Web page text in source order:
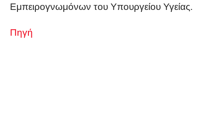
Εμπειρογνωμόνων του Υπουργείου Υγείας.
Πηγή